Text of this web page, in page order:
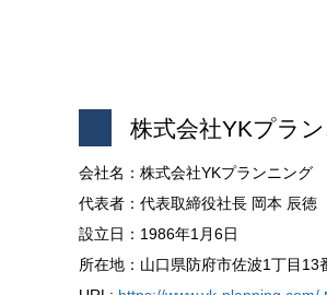
株式会社YKプラ
会社名：株式会社YKプランニング
代表者：代表取締役社長 岡本 辰徳
設立日：1986年1月6日
所在地：山口県防府市佐波1丁目13